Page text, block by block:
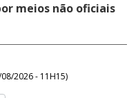
meios não oficiais
2026 - 11H15)